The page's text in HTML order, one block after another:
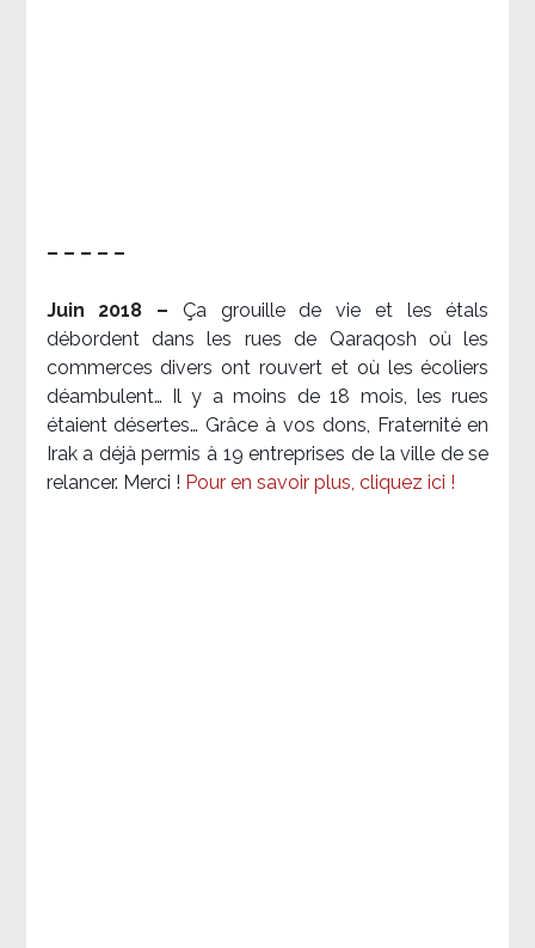
– – – – –
Juin 2018 – Ça grouille de vie et les étals
débordent dans les rues de Qaraqosh où les
commerces divers ont rouvert et où les écoliers
déambulent… Il y a moins de 18 mois, les rues
étaient désertes… Grâce à vos dons, Fraternité en
Irak a déjà permis à 19 entreprises de la ville de se
relancer. Merci ! Pour en savoir plus, cliquez ici !